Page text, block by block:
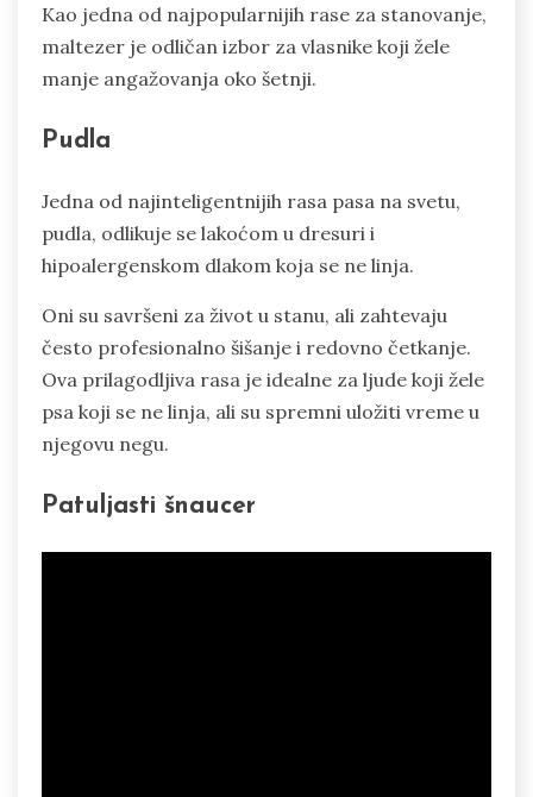
Kao jedna od najpopularnijih rase za stanovanje,
maltezer je odličan izbor za vlasnike koji žele
manje angažovanja oko šetnji.
Pudla
Jedna od najinteligentnijih rasa pasa na svetu,
pudla, odlikuje se lakoćom u dresuri i
hipoalergenskom dlakom koja se ne linja.
Oni su savršeni za život u stanu, ali zahtevaju
često profesionalno šišanje i redovno četkanje.
Ova prilagodljiva rasa je idealne za ljude koji žele
psa koji se ne linja, ali su spremni uložiti vreme u
njegovu negu.
Patuljasti šnaucer